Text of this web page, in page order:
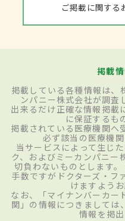
ご掲載に関する
掲載
掲載している各種情報は、
ンパニー株式会社が調査
出来るだけ正確な情報掲載
に保証するも
掲載されている医療機関へ
必ず該当の医療機
当サービスによって生じ
ク、およびミーカンパニー
切負わないものとします
手数ですがドクターズ・フ
けますよう
なお、「マイナンバーカー
関」の情報につきましては
情報を掲出